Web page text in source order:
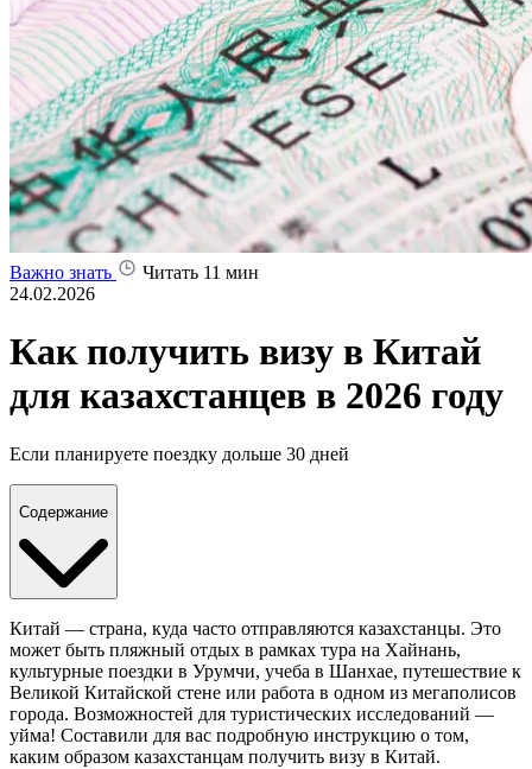
Важно знать
Читать 11 мин
24.02.2026
Как получить визу в Китай
для казахстанцев в 2026 году
Если планируете поездку дольше 30 дней
Содержание
Китай — страна, куда часто отправляются казахстанцы. Это
может быть пляжный отдых в рамках тура на Хайнань,
культурные поездки в Урумчи, учеба в Шанхае, путешествие к
Великой Китайской стене или работа в одном из мегаполисов
города. Возможностей для туристических исследований —
уйма! Составили для вас подробную инструкцию о том,
каким образом казахстанцам получить визу в Китай.